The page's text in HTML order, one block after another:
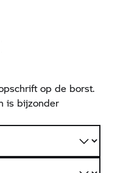
op de borst.
is bijzonder